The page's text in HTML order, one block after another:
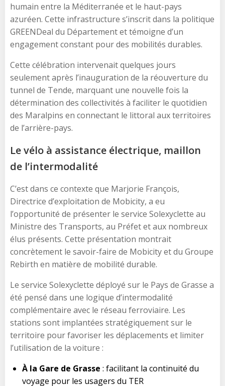
humain entre la Méditerranée et le haut-pays
azuréen. Cette infrastructure s’inscrit dans la politique
GREENDeal du Département et témoigne d’un
engagement constant pour des mobilités durables.
Cette célébration intervenait quelques jours
seulement après l’inauguration de la réouverture du
tunnel de Tende, marquant une nouvelle fois la
détermination des collectivités à faciliter le quotidien
des Maralpins en connectant le littoral aux territoires
de l’arrière-pays.
Le vélo à assistance électrique, maillon
de l’intermodalité
C’est dans ce contexte que Marjorie François,
Directrice d’exploitation de Mobicity, a eu
l’opportunité de présenter le service Solexyclette au
Ministre des Transports, au Préfet et aux nombreux
élus présents. Cette présentation montrait
concrètement le savoir-faire de Mobicity et du Groupe
Rebirth en matière de mobilité durable.
Le service Solexyclette déployé sur le Pays de Grasse a
été pensé dans une logique d’intermodalité
complémentaire avec le réseau ferroviaire. Les
stations sont implantées stratégiquement sur le
territoire pour favoriser les déplacements et limiter
l’utilisation de la voiture :
À la Gare de Grasse : facilitant la continuité du
voyage pour les usagers du TER